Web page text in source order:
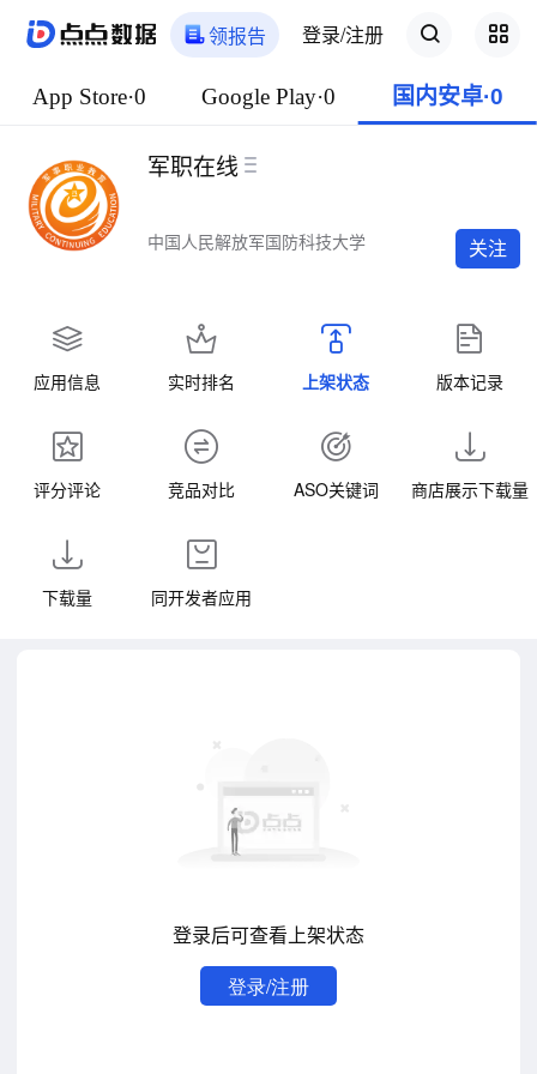
领报告 登录/注册
App Store·0 Google Play·0 国内安卓·0
军职在线
中国人民解放军国防科技大学 关注
应用信息 实时排名 上架状态 版本记录
评分评论 竞品对比 ASO关键词 商店展示下载量
下载量 同开发者应用
登录后可查看上架状态
登录/注册